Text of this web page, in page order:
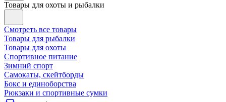
Товары для охоты и рыбалки
Смотреть все товары
Товары для рыбалки
Товары для охоты
Спортивное питание
Зимний спорт
Самокаты, скейтборды
Бокс и единоборства
Рюкзаки и спортивные сумки